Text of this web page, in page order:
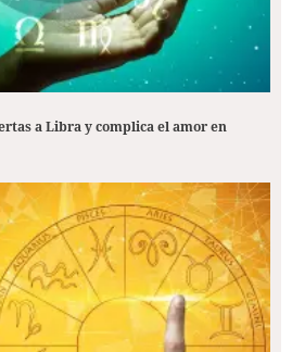
a Libra y complica el amor en